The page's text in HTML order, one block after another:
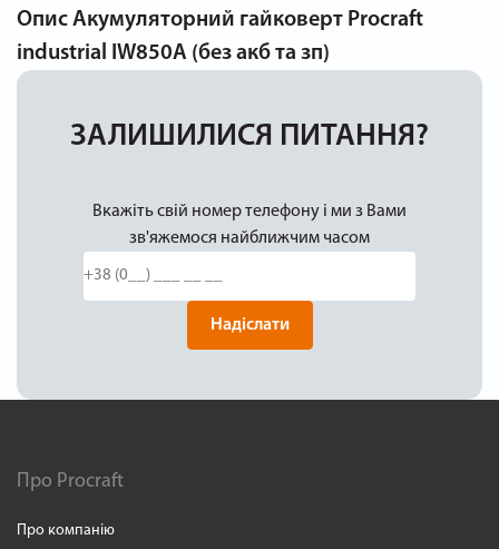
Опис Акумуляторний гайковерт Procraft
industrial IW850A (без акб та зп)
ЗАЛИШИЛИСЯ ПИТАННЯ?
Вкажіть свій номер телефону і ми з Вами
зв'яжемося найближчим часом
Надіслати
Про Procraft
Про компанію